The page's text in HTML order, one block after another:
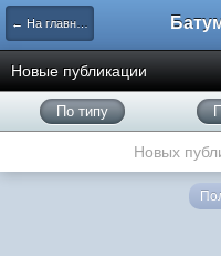
← На главную
Новые публикации
По типу
Новых